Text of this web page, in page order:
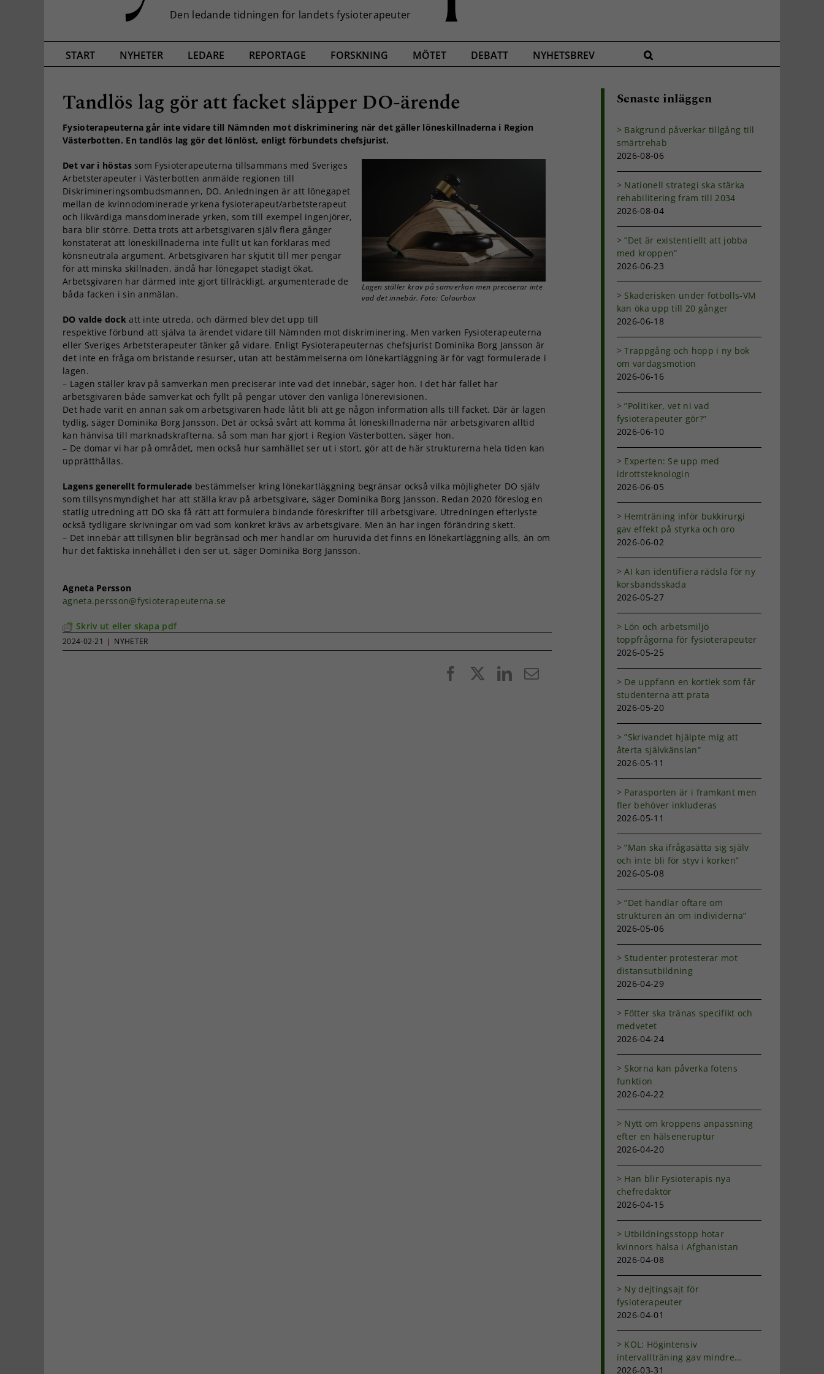
START NYHETER LEDARE REPORTAGE FORSKNING MÖTET DEBATT NYHETSBREV
Tandlös lag gör att facket släpper DO-ärende
Fysioterapeuterna går inte vidare till Nämnden mot diskriminering när det gäller löneskillnaderna i Region
Västerbotten. En tandlös lag gör det lönlöst, enligt förbundets chefsjurist.
Lagen ställer krav på samverkan men preciserar inte
vad det innebär. Foto: Colourbox
Det var i höstassom Fysioterapeuterna tillsammans med Sveriges
Arbetsterapeuter i Västerbotten anmälde regionen till
Diskrimineringsombudsmannen, DO. Anledningen är att lönegapet
mellan de kvinnodominerade yrkena fysioterapeut/arbetsterapeut
och likvärdiga mansdominerade yrken, som till exempel ingenjörer,
bara blir större. Detta trots att arbetsgivaren själv flera gånger
konstaterat att löneskillnaderna inte fullt ut kan förklaras med
könsneutrala argument. Arbetsgivaren har skjutit till mer pengar
för att minska skillnaden, ändå har lönegapet stadigt ökat.
Arbetsgivaren har därmed inte gjort tillräckligt, argumenterade de
båda facken i sin anmälan.
DO valde dock att inte utreda, och därmed blev det upp till
respektive förbund att själva ta ärendet vidare till Nämnden mot diskriminering. Men varken Fysioterapeuterna
eller Sveriges Arbetsterapeuter tänker gå vidare. Enligt Fysioterapeuternas chefsjurist Dominika Borg Jansson är
det inte en fråga om bristande resurser, utan att bestämmelserna om lönekartläggning är för vagt formulerade i
lagen.
– Lagen ställer krav på samverkan men preciserar inte vad det innebär, säger hon. I det här fallet har
arbetsgivaren både samverkat och fyllt på pengar utöver den vanliga lönerevisionen.
Det hade varit en annan sak om arbetsgivaren hade låtit bli att ge någon information alls till facket. Där är lagen
tydlig, säger Dominika Borg Jansson. Det är också svårt att komma åt löneskillnaderna när arbetsgivaren alltid
kan hänvisa till marknadskrafterna, så som man har gjort i Region Västerbotten, säger hon.
– De domar vi har på området, men också hur samhället ser ut i stort, gör att de här strukturerna hela tiden kan
upprätthållas.
Lagens generellt formulerade bestämmelser kring lönekartläggning begränsar också vilka möjligheter DO själv
som tillsynsmyndighet har att ställa krav på arbetsgivare, säger Dominika Borg Jansson. Redan 2020 föreslog en
statlig utredning att DO ska få rätt att formulera bindande föreskrifter till arbetsgivare. Utredningen efterlyste
också tydligare skrivningar om vad som konkret krävs av arbetsgivare. Men än har ingen förändring skett.
– Det innebär att tillsynen blir begränsad och mer handlar om huruvida det finns en lönekartläggning alls, än om
hur det faktiska innehållet i den ser ut, säger Dominika Borg Jansson.
Agneta Persson
agneta.persson@fysioterapeuterna.se
Skriv ut eller skapa pdf
2024-02-21 | NYHETER
FacebookLinkedIn
E-
Senaste inläggen
Bakgrund påverkar tillgång till
smärtrehab
2026-08-06
Nationell strategi ska stärka
rehabilitering fram till 2034
2026-08-04
”Det är existentiellt att jobba
med kroppen”
2026-06-23
Skaderisken under fotbolls-VM
kan öka upp till 20 gånger
2026-06-18
Trappgång och hopp i ny bok
om vardagsmotion
2026-06-16
”Politiker, vet ni vad
fysioterapeuter gör?”
2026-06-10
Experten: Se upp med
idrottsteknologin
2026-06-05
Hemträning inför bukkirurgi
gav effekt på styrka och oro
2026-06-02
AI kan identifiera rädsla för ny
korsbandsskada
2026-05-27
Lön och arbetsmiljö
toppfrågorna för fysioterapeuter
2026-05-25
De uppfann en kortlek som får
studenterna att prata
2026-05-20
”Skrivandet hjälpte mig att
återta självkänslan”
2026-05-11
Parasporten är i framkant men
fler behöver inkluderas
2026-05-11
”Man ska ifrågasätta sig själv
och inte bli för styv i korken”
2026-05-08
”Det handlar oftare om
strukturen än om individerna”
2026-05-06
Studenter protesterar mot
distansutbildning
2026-04-29
Fötter ska tränas specifikt och
medvetet
2026-04-24
Skorna kan påverka fotens
funktion
2026-04-22
Nytt om kroppens anpassning
efter en hälseneruptur
2026-04-20
Han blir Fysioterapis nya
chefredaktör
2026-04-15
Utbildningsstopp hotar
kvinnors hälsa i Afghanistan
2026-04-08
Ny dejtingsajt för
fysioterapeuter
2026-04-01
KOL: Högintensiv
intervallträning gav mindre
andfåddhet
2026-03-31